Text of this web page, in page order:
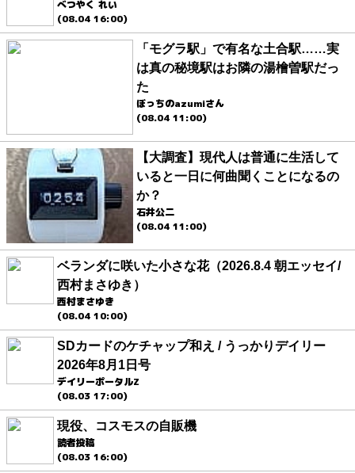
べつやく れい
(08.04 16:00)
「モグラ駅」で有名な土合駅……実
は真の秘境駅はお隣の湯檜曽駅だっ
た
ぼっちのazumiさん
(08.04 11:00)
【大調査】現代人は普通に生活して
いると一日に何曲聞くことになるの
か？
石井公二
(08.04 11:00)
ベランダに咲いた小さな花（2026.8.4 朝エッセイ/
西村まさゆき）
西村まさゆき
(08.04 10:00)
SDカードのケチャップ和え / うっかりデイリー
2026年8月1日号
デイリーポータルZ
(08.03 17:00)
現役、コスモスの自販機
読者投稿
(08.03 16:00)